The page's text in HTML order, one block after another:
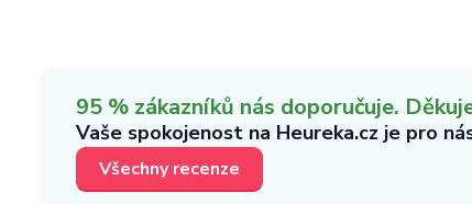
95 % zákazníků nás doporučuje.
Vaše spokojenost na Heureka.cz je pro
Všechny recenze